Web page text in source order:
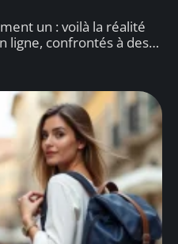
un : voilà la réalité
ligne, confrontés à des…